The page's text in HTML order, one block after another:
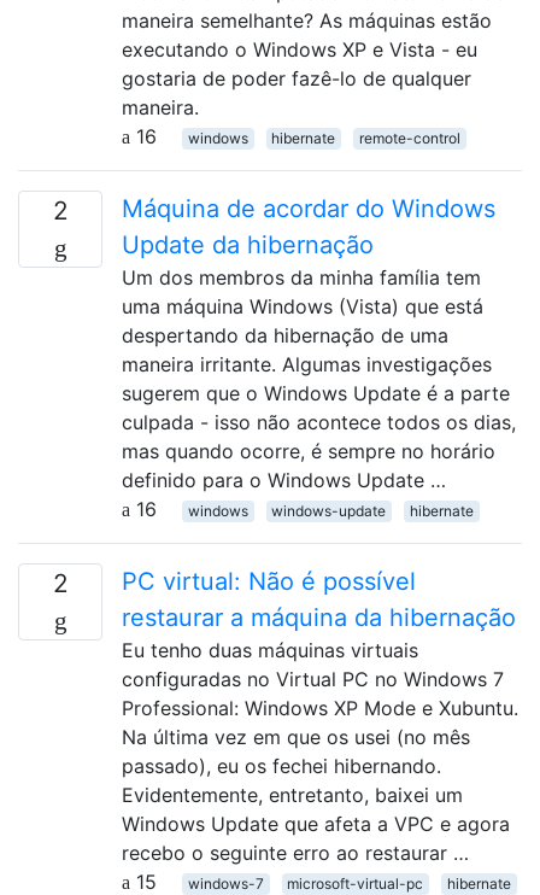
maneira semelhante? As máquinas estão
executando o Windows XP e Vista - eu
gostaria de poder fazê-lo de qualquer
maneira.
16
windows hibernate remote-control
2
Máquina de acordar do Windows
Update da hibernação
Um dos membros da minha família tem
uma máquina Windows (Vista) que está
despertando da hibernação de uma
maneira irritante. Algumas investigações
sugerem que o Windows Update é a parte
culpada - isso não acontece todos os dias,
mas quando ocorre, é sempre no horário
definido para o Windows Update …
16
windows windows-update hibernate
2
PC virtual: Não é possível
restaurar a máquina da hibernação
Eu tenho duas máquinas virtuais
configuradas no Virtual PC no Windows 7
Professional: Windows XP Mode e Xubuntu.
Na última vez em que os usei (no mês
passado), eu os fechei hibernando.
Evidentemente, entretanto, baixei um
Windows Update que afeta a VPC e agora
recebo o seguinte erro ao restaurar …
15
windows-7 microsoft-virtual-pc hibernate